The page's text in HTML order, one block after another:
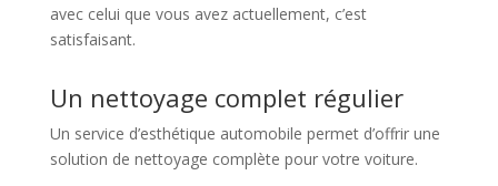
avec celui que vous avez actuellement, c’est
satisfaisant.
Un nettoyage complet régulier
Un service d’esthétique automobile permet d’offrir une
solution de nettoyage complète pour votre voiture.